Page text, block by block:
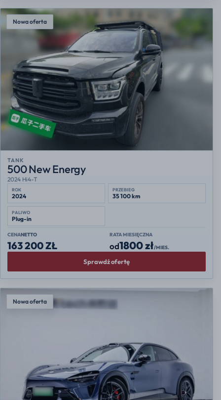
Nowa oferta
TANK
500 New Energy
2024 Hi4-T
ROK
2024
PRZEBIEG
35 100 km
PALIWO
Plug-in
CENANETTO
163 200 ZŁ
RATA MIESIĘCZNA
od1800 zł/MIES.
Sprawdź ofertę
Nowa oferta